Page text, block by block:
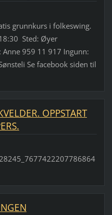
grunnkurs i folkeswing.
Sted: Øyer
959 11 917 Ingunn:
Se facebook siden til
OPPSTART